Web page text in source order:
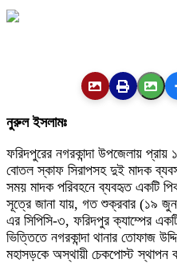
নুরুল ইসলামঃ
ফরিদপুরের নগরকান্দা উপজেলায়
বোতল স্কাফ সিরাপসহ দুই মাদক
সময় মাদক পরিবহনে ব্যবহৃত একটি
সূত্রে জানা যায়, গত শুক্রবার (১৯
এর সিপিসি-৩, ফরিদপুর ক্যাম্পের
ভিত্তিতে নগরকান্দা থানার তোফাজ
মহাসড়কে অস্থায়ী চেকপোস্ট স্থাপন